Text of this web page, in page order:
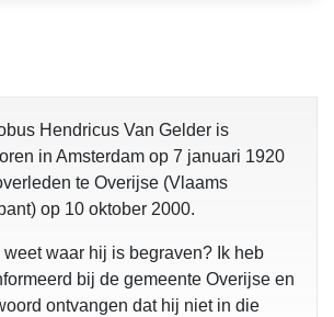
Hendricus Van Gelder is
in Amsterdam op 7 januari 1920
te Overijse (Vlaams
op 10 oktober 2000.
weet waar hij is begraven? Ik heb
bij de gemeente Overijse en
ontvangen dat hij niet in die